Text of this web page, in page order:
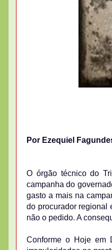
Por Ezequiel
O órgão técnico do
campanha do
gasto a mais na
do procurador regional
não o pedido. A
Conforme o Hoje em